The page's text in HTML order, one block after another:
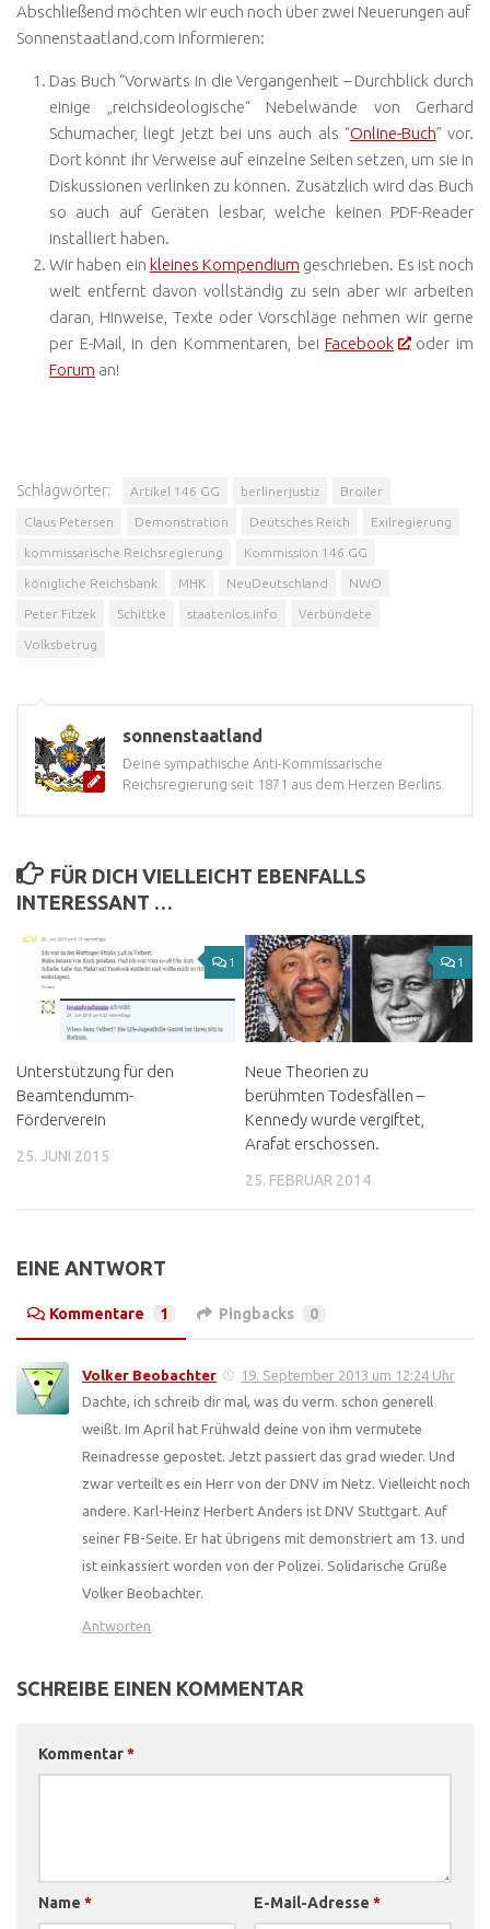
Abschließend möchten wir euch noch über zwei Neuerungen auf
Sonnenstaatland.com informieren:
Das Buch “Vorwärts in die Vergangenheit – Durchblick durch
einige „reichsideologische“ Nebelwände von Gerhard
Schumacher, liegt jetzt bei uns auch als “Online-Buch” vor.
Dort könnt ihr Verweise auf einzelne Seiten setzen, um sie in
Diskussionen verlinken zu können. Zusätzlich wird das Buch
so auch auf Geräten lesbar, welche keinen PDF-Reader
installiert haben.
Wir haben ein kleines Kompendium geschrieben. Es ist noch
weit entfernt davon vollständig zu sein aber wir arbeiten
daran, Hinweise, Texte oder Vorschläge nehmen wir gerne
per E-Mail, in den Kommentaren, beiFacebook
oder im
Forum an!
Schlagwörter: Artikel 146 GG berlinerjustiz Broiler
Claus Petersen Demonstration Deutsches Reich Exilregierung
kommissarische Reichsregierung Kommission 146 GG
königliche Reichsbank MHK NeuDeutschland NWO
Peter Fitzek Schittke staatenlos.info Verbündete
Volksbetrug
sonnenstaatland
Deine sympathische Anti-Kommissarische
Reichsregierung seit 1871 aus dem Herzen Berlins.
FÜR DICH VIELLEICHT EBENFALLS
INTERESSANT …
1
Unterstützung für den
Beamtendumm-
Förderverein
25. JUNI 2015
1
Neue Theorien zu
berühmten Todesfällen –
Kennedy wurde vergiftet,
Arafat erschossen.
25. FEBRUAR 2014
EINE ANTWORT
Kommentare 1 Pingbacks 0
Volker Beobachter
19. September 2013 um 12:24 Uhr
Dachte, ich schreib dir mal, was du verm. schon generell
weißt. Im April hat Frühwald deine von ihm vermutete
Reinadresse gepostet. Jetzt passiert das grad wieder. Und
zwar verteilt es ein Herr von der DNV im Netz. Vielleicht noch
andere. Karl-Heinz Herbert Anders ist DNV Stuttgart. Auf
seiner FB-Seite. Er hat übrigens mit demonstriert am 13. und
ist einkassiert worden von der Polizei. Solidarische Grüße
Volker Beobachter.
Antworten
SCHREIBE EINEN KOMMENTAR
Kommentar*
Name * E-Mail-Adresse *